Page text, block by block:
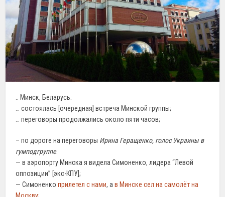
.. Минск, Беларусь:
… состоялась [очередная] встреча Минской группы;
… переговоры продолжались около пяти часов;
– по дороге на переговоры Ирина Геращенко, голос Украины в
гумподгруппе:
— в аэропорту Минска я видела Симоненко, лидера “Левой
оппозиции” [экс-КПУ];
— Симоненкоприлетел с нами, ав Минске сел на самолёт на
Москву;